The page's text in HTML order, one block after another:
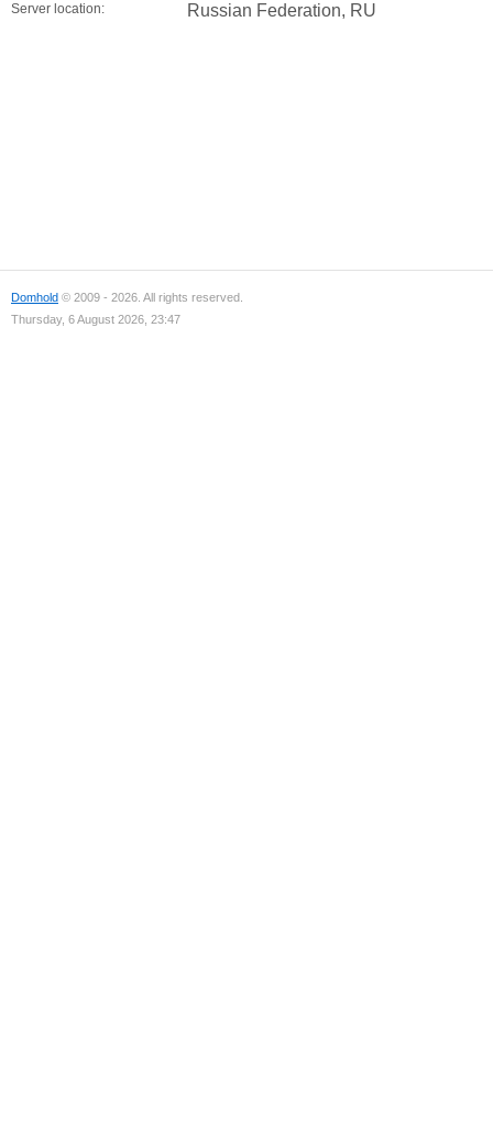
Server location: Russian Federation, RU
Domhold © 2009 - 2026. All rights reserved.
Thursday, 6 August 2026, 23:47